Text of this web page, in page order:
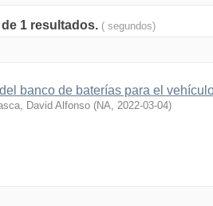
1 resultados. ( segundos)
banco de baterías para el
David Alfonso (NA, 2022-03-04)